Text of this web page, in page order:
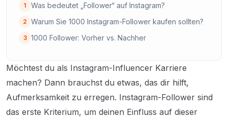
1 Was bedeutet „Follower“ auf Instagram?
2 Warum Sie 1000 Instagram-Follower kaufen sollten?
3 1000 Follower: Vorher vs. Nachher
Möchtest du als Instagram-Influencer Karriere
machen? Dann brauchst du etwas, das dir hilft,
Aufmerksamkeit zu erregen. Instagram-Follower sind
das erste Kriterium, um deinen Einfluss auf dieser